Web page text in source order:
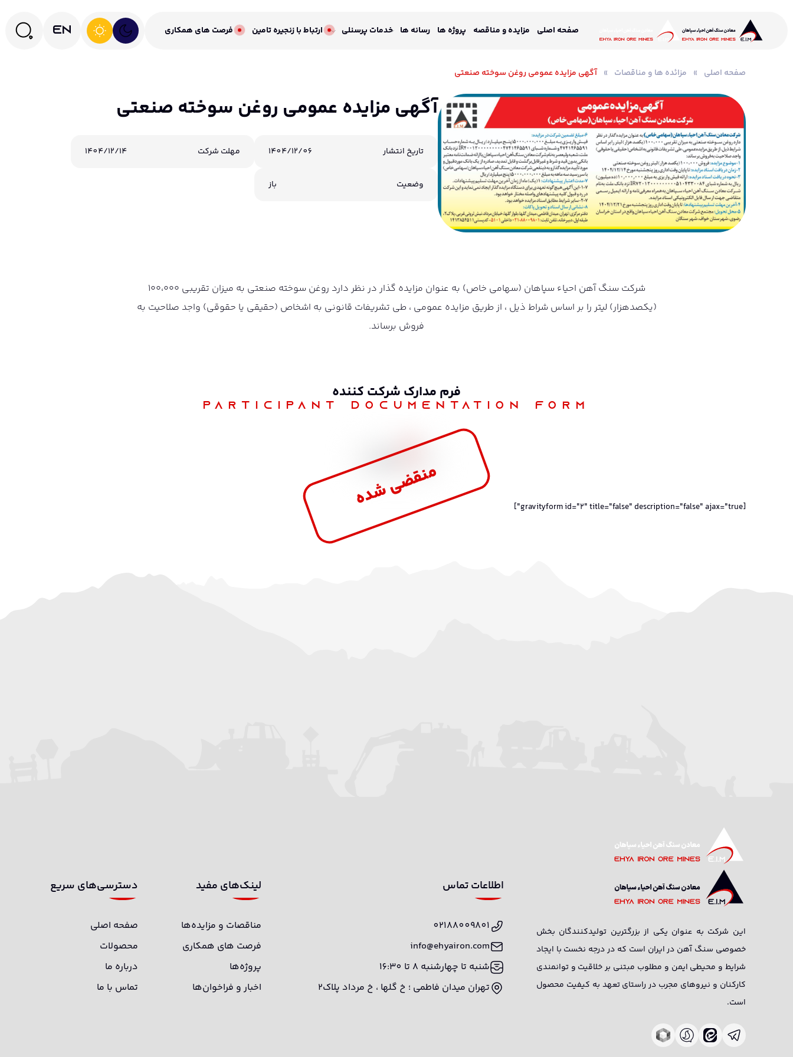
صفحه اصلی مزایده و مناقصه پروژه ها رسانه ها خدمات پرسنلی ارتباط با زنجیره تامین فرصت های همکاری EN
صفحه اصلی » مزائده ها و مناقصات » آگهی مزایده عمومی روغن سوخته صنعتی
آگهی مزایده عمومی روغن سوخته صنعتی
تاریخ انتشار 1404/12/06 مهلت شرکت 1404/12/14
وضعیت باز
شرکت سنگ آهن احیاء سپاهان (سهامی خاص) به عنوان مزایده گذار در نظر دارد روغن سوخته صنعتی به میزان تقریبی ۱۰۰،۰۰۰
(یکصدهزار) لیتر را بر اساس شراط ذیل ، از طریق مزایده عمومی ، طی تشریفات قانونی به اشخاص (حقیقی یا حقوقی) واجد صلاحیت به
فروش برساند.
فرم مدارک شرکت‌ کننده
Participant documentation form
حقیقیحقوقی
[gravityform id="2" title="false" description="false" ajax="true"]
این شرکت به عنوان یکی از بزرگترین تولیدکنندگان بخش
خصوصی سنگ آهن در ایران است که در درجه نخست با ایجاد
شرایط و محیطی ایمن و مطلوب مبتنی بر خلاقیت و توانمندی
کارکنان و نیروهای مجرب در راستای تعهد به کیفیت محصول
است.
اطلاعات تماس
02188009801
info@ehyairon.com
شنبه تا چهارشنبه 8 تا 16:30
تهران میدان فاطمی ؛ خ گلها ، خ مرداد پلاک2
لینک‌های مفید
مناقصات و مزایده‌ها
فرصت های همکاری
پروژه‌ها
اخبار و فراخوان‌‌ها
دسترسی‌های سریع
صفحه اصلی
محصولات
درباره ما
تماس با ما